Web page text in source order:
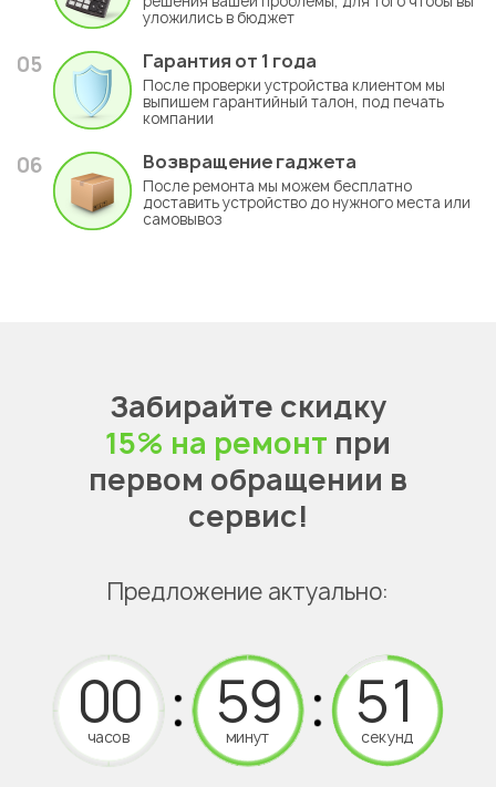
уложились в бюджет
05 Гарантия от 1 года
После проверки устройства клиентом мы
выпишем гарантийный талон, под печать
компании
06 Возвращение гаджета
После ремонта мы можем бесплатно
доставить устройство до нужного места или
самовывоз
Забирайте скидку
15% на ремонт при
первом обращении в
сервис!
Предложение актуально:
часов минут секунд